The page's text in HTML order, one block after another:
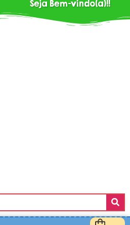
Seja Bem-vindo(a)!!